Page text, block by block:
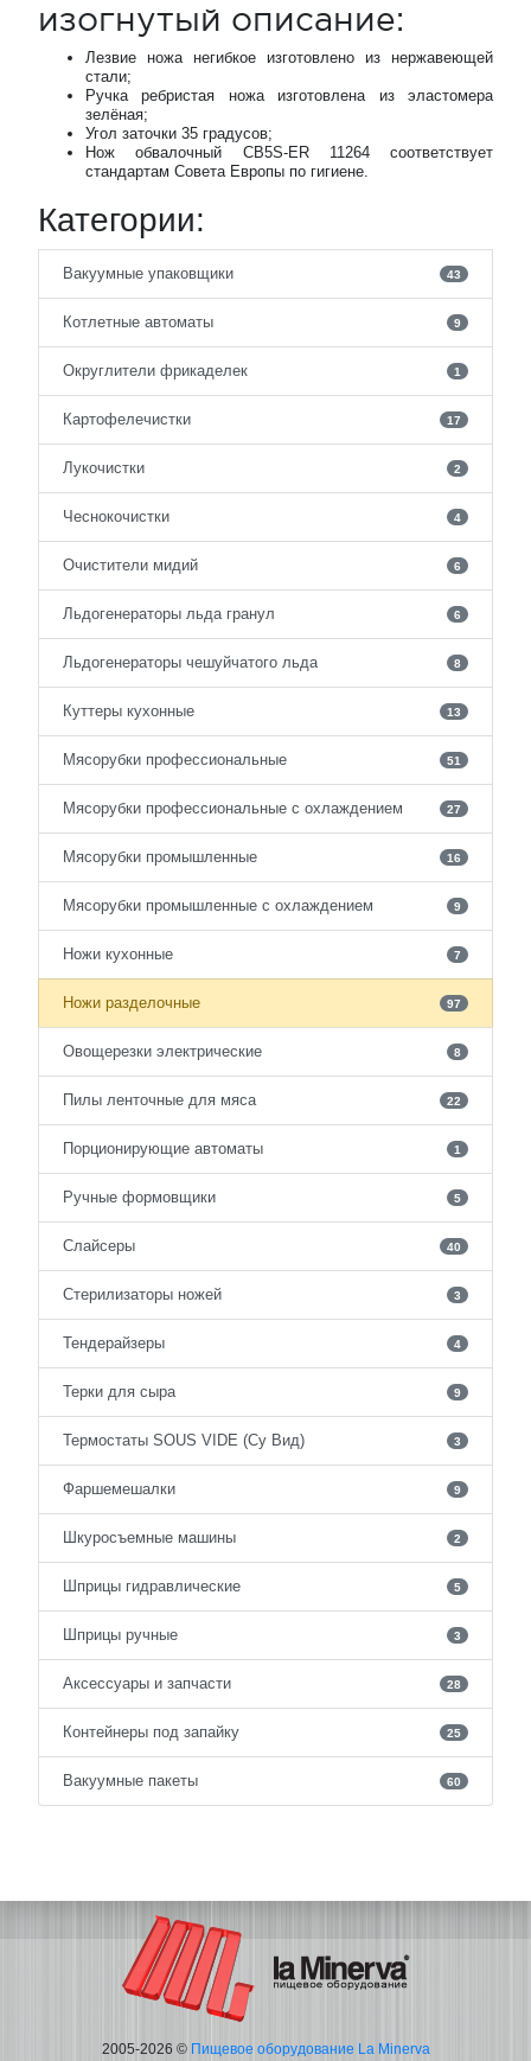
изогнутый описание:
Лезвие ножа негибкое изготовлено из нержавеющей
стали;
Ручка ребристая ножа изготовлена из эластомера
зелёная;
Угол заточки 35 градусов;
Нож обвалочный CB5S-ER 11264 соответствует
стандартам Совета Европы по гигиене.
Категории:
Вакуумные упаковщики 43
Котлетные автоматы 9
Округлители фрикаделек 1
Картофелечистки 17
Лукочистки 2
Чеснокочистки 4
Очистители мидий 6
Льдогенераторы льда гранул 6
Льдогенераторы чешуйчатого льда 8
Куттеры кухонные 13
Мясорубки профессиональные 51
Мясорубки профессиональные с охлаждением 27
Мясорубки промышленные 16
Мясорубки промышленные с охлаждением 9
Ножи кухонные 7
Ножи разделочные 97
Овощерезки электрические 8
Пилы ленточные для мяса 22
Порционирующие автоматы 1
Ручные формовщики 5
Слайсеры 40
Стерилизаторы ножей 3
Тендерайзеры 4
Терки для сыра 9
Термостаты SOUS VIDE (Су Вид) 3
Фаршемешалки 9
Шкуросъемные машины 2
Шприцы гидравлические 5
Шприцы ручные 3
Аксессуары и запчасти 28
Контейнеры под запайку 25
Вакуумные пакеты 60
2005-2026 © Пищевое оборудование La Minerva